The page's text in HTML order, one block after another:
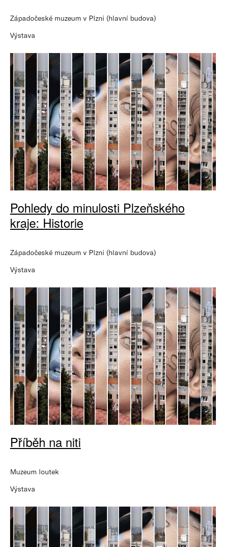
Západočeské muzeum v Plzni (hlavní budova)
Výstava
Pohledy do minulosti Plzeňského
kraje: Historie
Západočeské muzeum v Plzni (hlavní budova)
Výstava
Příběh na niti
Muzeum loutek
Výstava